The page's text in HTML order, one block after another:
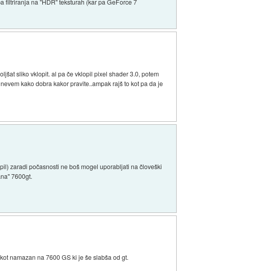
sliko vklopit. al pa če vklopil pixel shader 3.0, potem
kako dobra kakor pravite..ampak rajš to kot pa da je
zaradi počasnosti ne boš mogel uporabljati na človeški
7600gt.
namazan na 7600 GS ki je še slabša od gt.